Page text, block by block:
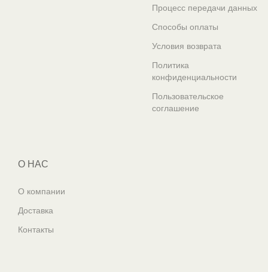
Процесс передачи данных
Способы оплаты
Условия возврата
Политика
конфиденциальности
Пользовательское
соглашение
О НАС
О компании
Доставка
Контакты